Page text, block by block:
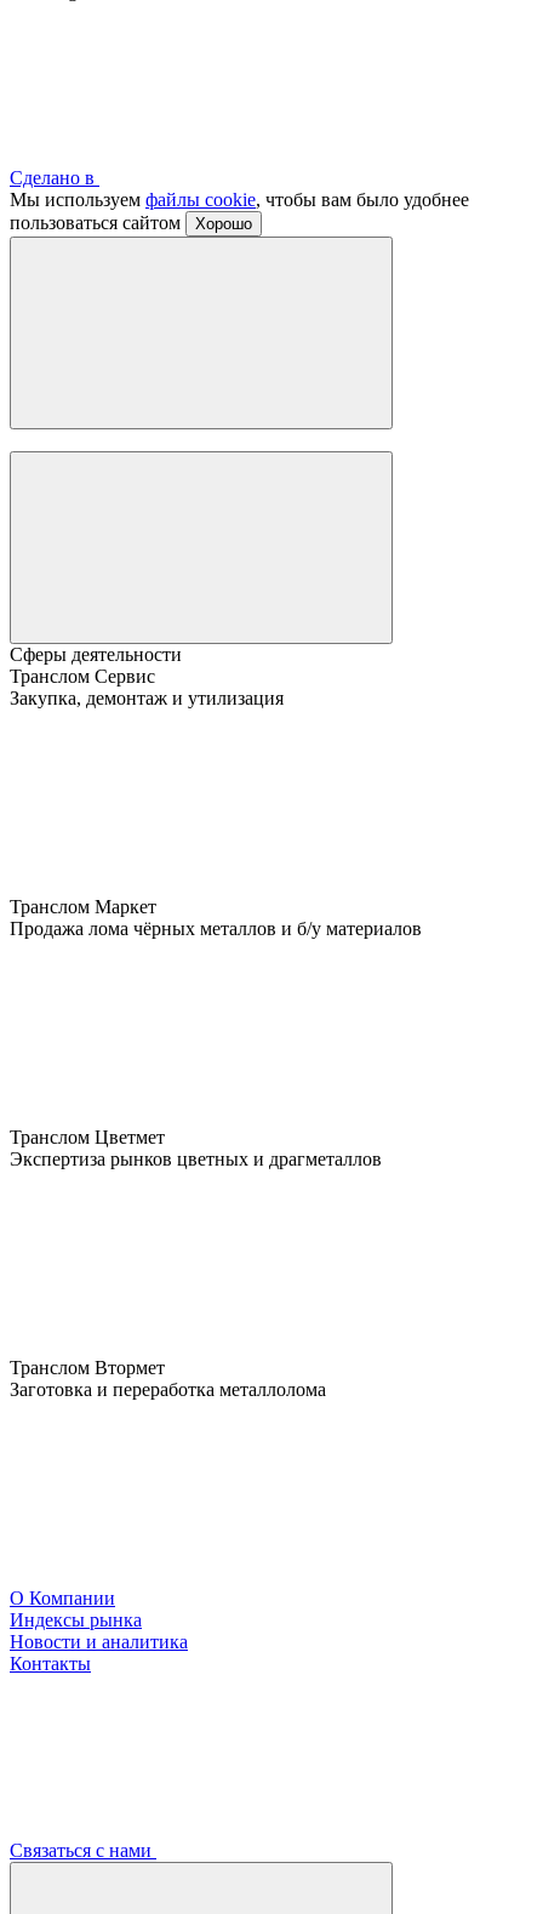
Сделано в
Мы используем файлы cookie, чтобы вам было удобнее
пользоваться сайтом
Хорошо
Сферы деятельности
Транслом Сервис
Закупка, демонтаж и утилизация
Транслом Маркет
Продажа лома чёрных металлов и б/у материалов
Транслом Цветмет
Экспертиза рынков цветных и драгметаллов
Транслом Втормет
Заготовка и переработка металлолома
О Компании
Индексы рынка
Новости и аналитика
Контакты
Связаться с нами